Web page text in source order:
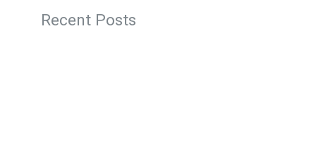
Recent Posts